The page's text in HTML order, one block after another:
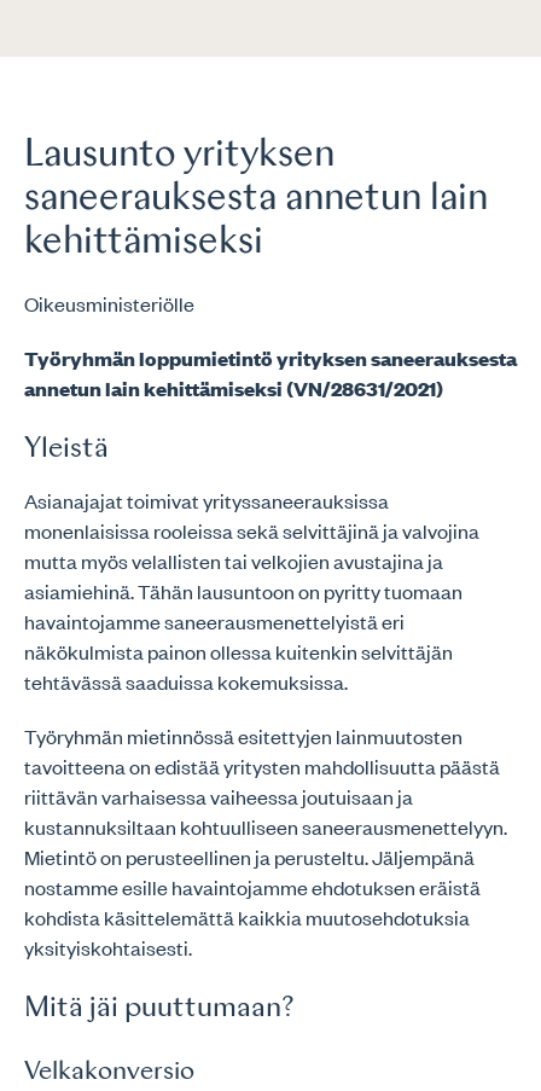
Lausunto yrityksen
saneerauksesta annetun lain
kehittämiseksi
Oikeusministeriölle
Työryhmän loppumietintö yrityksen saneerauksesta
annetun lain kehittämiseksi (VN/28631/2021)
Yleistä
Asianajajat toimivat yrityssaneerauksissa
monenlaisissa rooleissa sekä selvittäjinä ja valvojina
mutta myös velallisten tai velkojien avustajina ja
asiamiehinä. Tähän lausuntoon on pyritty tuomaan
havaintojamme saneerausmenettelyistä eri
näkökulmista painon ollessa kuitenkin selvittäjän
tehtävässä saaduissa kokemuksissa.
Työryhmän mietinnössä esitettyjen lainmuutosten
tavoitteena on edistää yritysten mahdollisuutta päästä
riittävän varhaisessa vaiheessa joutuisaan ja
kustannuksiltaan kohtuulliseen saneerausmenettelyyn.
Mietintö on perusteellinen ja perusteltu. Jäljempänä
nostamme esille havaintojamme ehdotuksen eräistä
kohdista käsittelemättä kaikkia muutosehdotuksia
yksityiskohtaisesti.
Mitä jäi puuttumaan?
Velkakonversio